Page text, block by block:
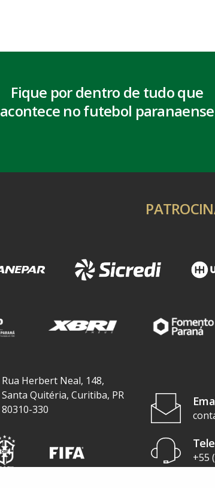
Fique por dentro de tudo que
acontece no futebol paranaense
Rua Herbert Neal, 148,
Santa Quitéria, Curitiba, PR
80310-330
+55